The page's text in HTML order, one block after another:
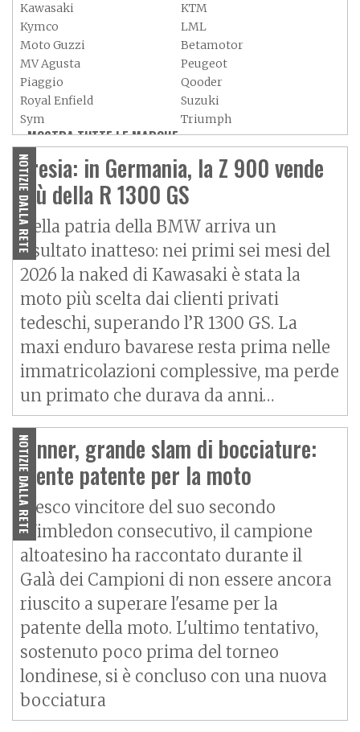
Kawasaki
KTM
Kymco
LML
Moto Guzzi
Betamotor
MV Agusta
Peugeot
Piaggio
Qooder
Royal Enfield
Suzuki
Sym
Triumph
Vespa
Yamaha
Adiva
Adly
Aeon
Aspes
Axy
Baotian
MOSTRA TUTTE LE MARCHE »
NOTIZIE DALLA RETE
Eresia: in Germania, la Z 900 vende
più della R 1300 GS
Nella patria della BMW arriva un
risultato inatteso: nei primi sei mesi del
2026 la naked di Kawasaki è stata la
moto più scelta dai clienti privati
tedeschi, superando l’R 1300 GS. La
maxi enduro bavarese resta prima nelle
immatricolazioni complessive, ma perde
un primato che durava da anni…
NOTIZIE DALLA RETE
Sinner, grande slam di bocciature:
niente patente per la moto
Fresco vincitore del suo secondo
Wimbledon consecutivo, il campione
altoatesino ha raccontato durante il
Galà dei Campioni di non essere ancora
riuscito a superare l'esame per la
patente della moto. L'ultimo tentativo,
sostenuto poco prima del torneo
londinese, si è concluso con una nuova
bocciatura